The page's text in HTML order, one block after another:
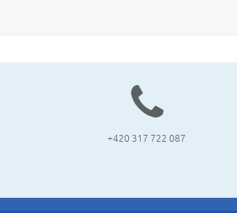
+420 317 722 087